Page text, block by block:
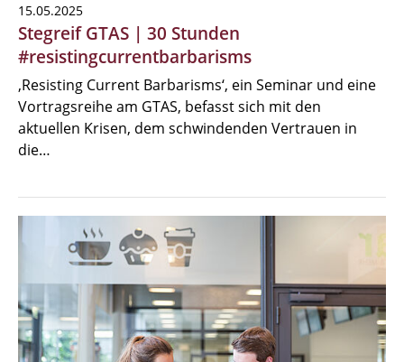
15.05.2025
Stegreif GTAS | 30 Stunden
#resistingcurrentbarbarisms
‚Resisting Current Barbarisms‘, ein Seminar und eine
Vortragsreihe am GTAS, befasst sich mit den
aktuellen Krisen, dem schwindenden Vertrauen in
die…